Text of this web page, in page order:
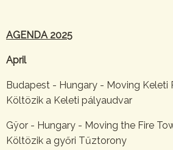
AGENDA 2025
April
Budapest - Hungary - Moving Keleti
Költözik a Keleti pályaudvar
Gÿor - Hungary - Moving the Fire
Költözik a győri Tűztorony